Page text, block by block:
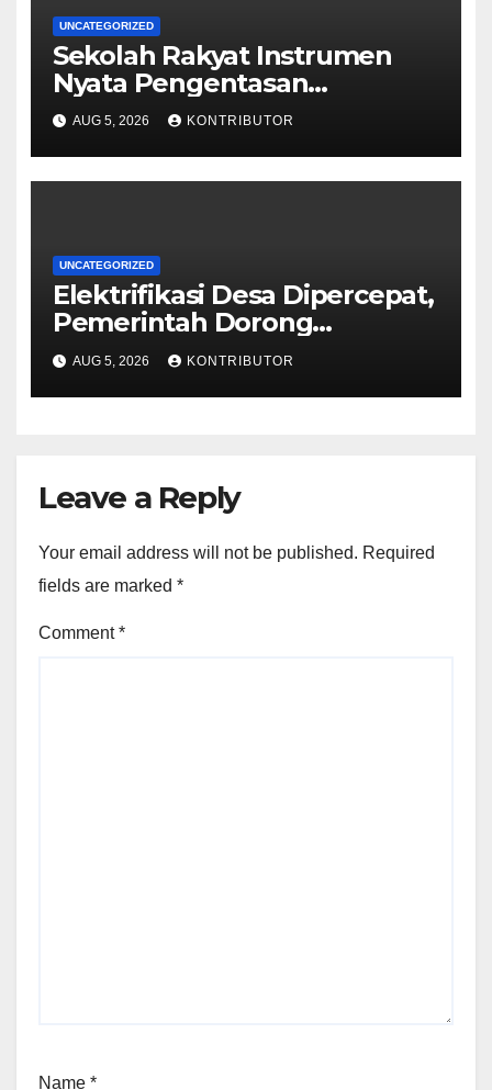
UNCATEGORIZED
Sekolah Rakyat Instrumen
Nyata Pengentasan
Kemiskinan Antargenerasi
AUG 5, 2026 KONTRIBUTOR
UNCATEGORIZED
Elektrifikasi Desa Dipercepat,
Pemerintah Dorong
Ketahanan Energi dan
Kesejahteraan Masyarakat
AUG 5, 2026 KONTRIBUTOR
Leave a Reply
Your email address will not be published. Required
fields are marked *
Comment*
Name *